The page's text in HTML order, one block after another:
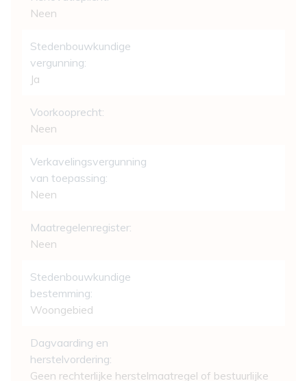
Neen
Stedenbouwkundige
vergunning:
Ja
Voorkooprecht:
Neen
Verkavelingsvergunning
van toepassing:
Neen
Maatregelenregister:
Neen
Stedenbouwkundige
bestemming:
Woongebied
Dagvaarding en
herstelvordering:
Geen rechterlijke herstelmaatregel of bestuurlijke